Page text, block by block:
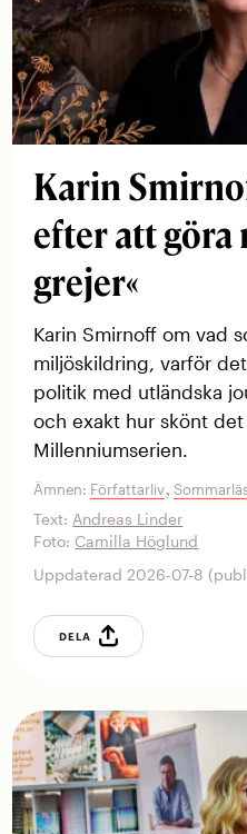
Karin
efter att göra
grejer«
Karin Smirnoff om vad
miljöskildring, varför
politik med utländska
och exakt hur skönt
Millenniumserien.
Ämnen: Författarliv,
Text: Andreas Linder
Foto: Camilla Höglund
Uppdaterad 2026-07-8
DELA